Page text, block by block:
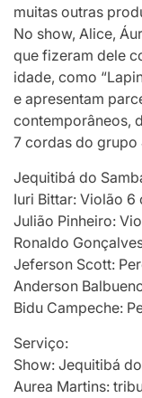
muitas outras
No show, Alice,
que fizeram dele
idade, como
e apresentam
contemporâneos,
7 cordas do grupo
Jequitibá do
Iuri Bittar: Violão 6
Julião Pinheiro:
Ronaldo
Jeferson Scott:
Anderson
Bidu Campeche:
Serviço:
Show: Jequitibá
Aurea Martins: